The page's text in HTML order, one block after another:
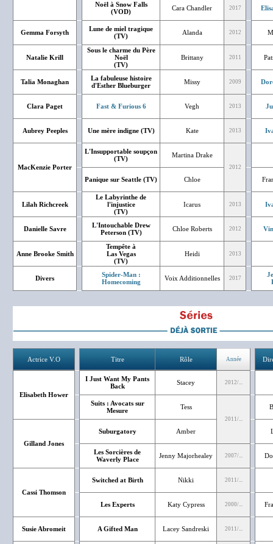
Noël à Snow Falls
(VOD)
Cara Chandler 2017
Gemma Forsyth
Lune de miel tragique
(TV)
Alanda 2012
Natalie Krill
Sous le charme du Père
Noël
(TV)
Brittany 2011
Talia Monaghan
La fabuleuse histoire
d'Esther Blueburger
Missy 2009
Clara Paget Fast & Furious 6 Vegh 2013
Aubrey Peeples Une mère indigne (TV) Kate 2013
MacKenzie Porter
L'Insupportable soupçon
(TV)
Martina Drake
2012
Panique sur Seattle (TV) Chloe
Lilah Richcreek
Le Labyrinthe de
l'injustice
(TV)
Icarus 2013
Danielle Savre
L'Intouchable Drew
Peterson (TV)
Chloe Roberts 2012
Anne Brooke Smith
Tempête à
Las Vegas
(TV)
Heidi 2013
Divers
Spider-Man :
Homecoming
Voix Additionnelles 2017
Actrice V.O Titre Rôle Année
Elisabeth Hower
I Just Want My Pants
Back
Stacey 2012/...
Suits : Avocats sur
Mesure
Tess
2011/...
Gilland Jones
Suburgatory Amber
Les Sorcières de
Waverly Place
Jenny Majorhealey 2007/...
Cassi Thomson
Switched at Birth Nikki 2011/...
Les Experts Katy Cypress 2000/...
Susie Abromeit A Gifted Man Lacey Sandreski 2011/...